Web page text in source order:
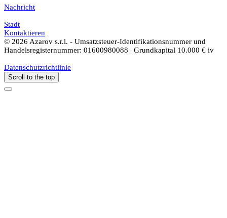
Nachricht
Stadt
Kontaktieren
© 2026 Azarov s.r.l. - Umsatzsteuer-Identifikationsnummer und
Handelsregisternummer: 01600980088 | Grundkapital 10.000 € iv
Datenschutzrichtlinie
Scroll to the top